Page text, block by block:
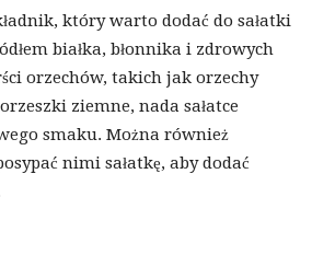
który warto dodać do sałatki
białka, błonnika i zdrowych
orzechów, takich jak orzechy
ziemne, nada sałatce
smaku. Można również
nimi sałatkę, aby dodać